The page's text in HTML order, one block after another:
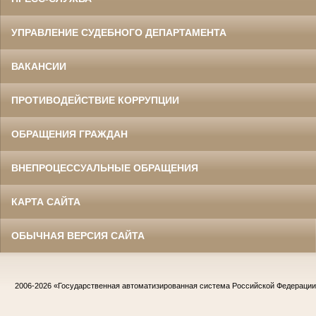
УПРАВЛЕНИЕ СУДЕБНОГО ДЕПАРТАМЕНТА
ВАКАНСИИ
ПРОТИВОДЕЙСТВИЕ КОРРУПЦИИ
ОБРАЩЕНИЯ ГРАЖДАН
ВНЕПРОЦЕССУАЛЬНЫЕ ОБРАЩЕНИЯ
КАРТА САЙТА
ОБЫЧНАЯ ВЕРСИЯ САЙТА
2006-2026 «Государственная автоматизированная система Российской